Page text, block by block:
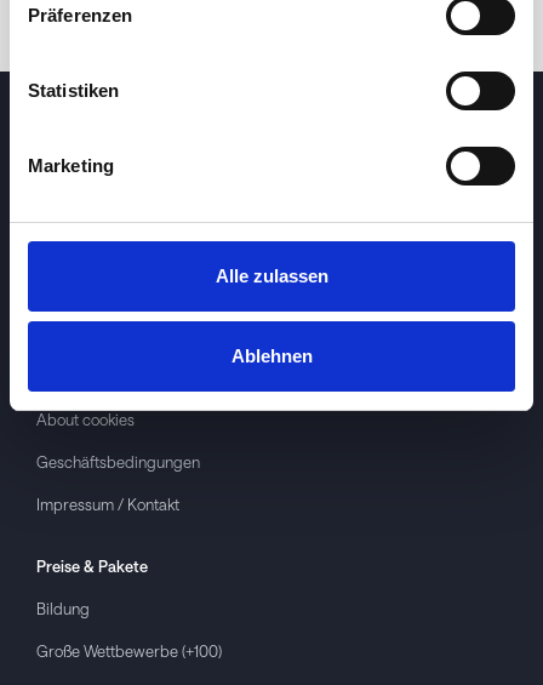
Präferenzen
Statistiken
Marketing
Alle zulassen
Ablehnen
About cookies
Geschäftsbedingungen
Impressum / Kontakt
Preise & Pakete
Bildung
Große Wettbewerbe (+100)